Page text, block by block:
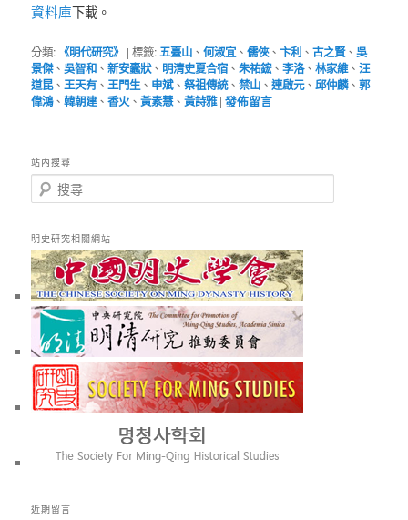
資料庫下載。
分類: 《明代研究》 |標籤:五臺山 、何淑宜 、儒俠、卞利 、古之賢、吳
景傑、吳智和 、新安蠹狀、 明清史夏合宿、朱祐鋐、李洛、林家維、汪
道昆、王天有、王門生 、 申斌、祭祖傳統、禁山 、連啟元、邱仲麟、郭
偉鴻、韓朝建、香火 、黃素慧、黃詩雅 |發佈留言
站內搜尋
搜
尋
明史研究相關網站
近期留言